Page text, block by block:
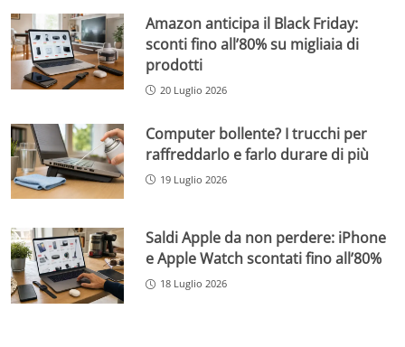
Amazon anticipa il Black Friday:
sconti fino all’80% su migliaia di
prodotti
20 Luglio 2026
Computer bollente? I trucchi per
raffreddarlo e farlo durare di più
19 Luglio 2026
Saldi Apple da non perdere: iPhone
e Apple Watch scontati fino all’80%
18 Luglio 2026